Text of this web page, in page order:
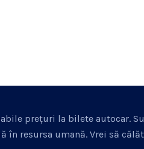
prețuri la bilete autocar.
în resursa umană. Vrei să